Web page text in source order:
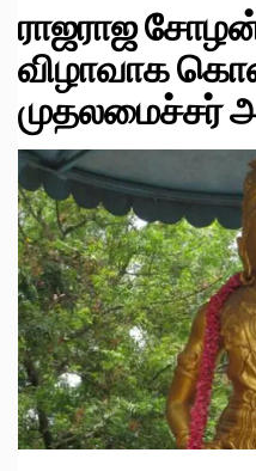
ராஜராஜ சோழன்
விழாவாக
முதலமைச்சர்